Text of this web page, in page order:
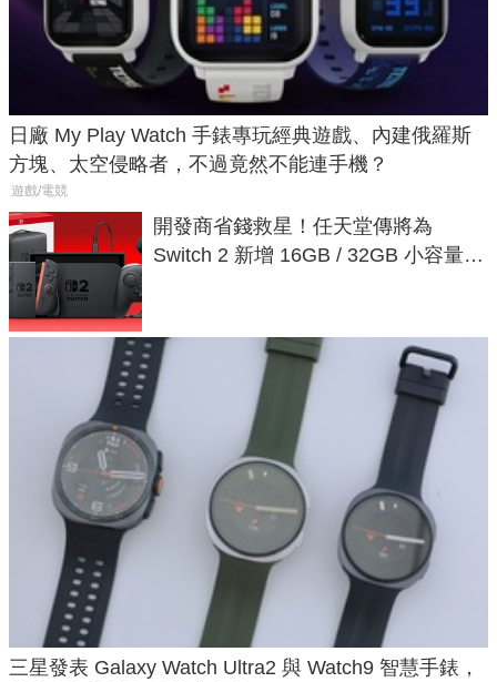
日廠 My Play Watch 手錶專玩經典遊戲、內建俄羅斯
方塊、太空侵略者，不過竟然不能連手機？
遊戲/電競
開發商省錢救星！任天堂傳將為
Switch 2 新增 16GB / 32GB 小容量遊
三星發表 Galaxy Watch Ultra2 與 Watch9 智慧手錶，